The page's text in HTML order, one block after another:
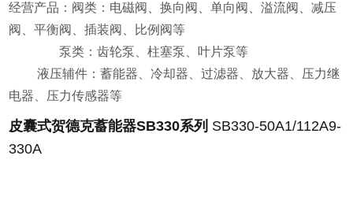
经营产品：阀类：电磁阀、换向阀、单向阀、溢流阀、减压
阀、平衡阀、插装阀、比例阀等
泵类：齿轮泵、柱塞泵、叶片泵等
液压辅件：蓄能器、冷却器、过滤器、放大器、压力继
电器、压力传感器等
皮囊式贺德克蓄能器SB330系列 SB330-50A1/112A9-
330A